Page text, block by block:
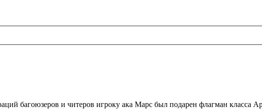
багоюзеров и читеров игроку ака Марс был подарен флагман класса